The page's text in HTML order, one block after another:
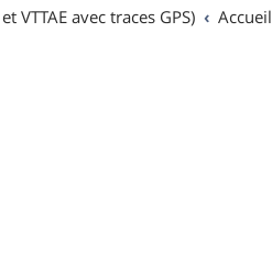
VTTAE avec traces GPS)